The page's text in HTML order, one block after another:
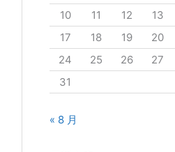
10
11 12 13
17
18 19 20
24
25 26 27
31
« 8 月